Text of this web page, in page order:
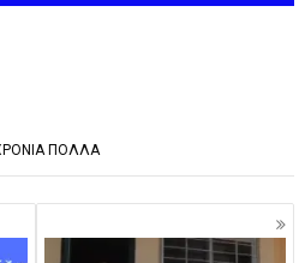
ΠΟΛΛΑ